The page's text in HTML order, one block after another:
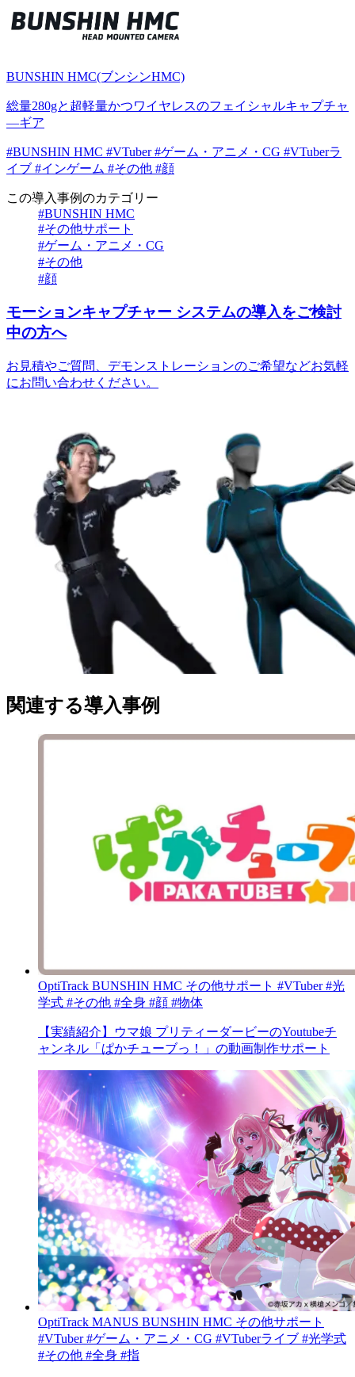
BUNSHIN HMC(ブンシンHMC)
総量280gと超軽量かつワイヤレスのフェイシャルキャプチャ
―ギア
#BUNSHIN HMC #VTuber #ゲーム・アニメ・CG #VTuberラ
イブ #インゲーム #その他 #顔
この導入事例のカテゴリー
#BUNSHIN HMC
#その他サポート
#ゲーム・アニメ・CG
#その他
#顔
モーションキャプチャー システムの導入をご検討
中の方へ
お見積やご質問、デモンストレーションのご希望などお気軽
にお問い合わせください。
関連する導入事例
OptiTrack BUNSHIN HMC その他サポート #VTuber #光
学式 #その他 #全身 #顔 #物体
【実績紹介】ウマ娘 プリティーダービーのYoutubeチ
ャンネル「ぱかチューブっ！」の動画制作サポート
OptiTrack MANUS BUNSHIN HMC その他サポート
#VTuber #ゲーム・アニメ・CG #VTuberライブ #光学式
#その他 #全身 #指